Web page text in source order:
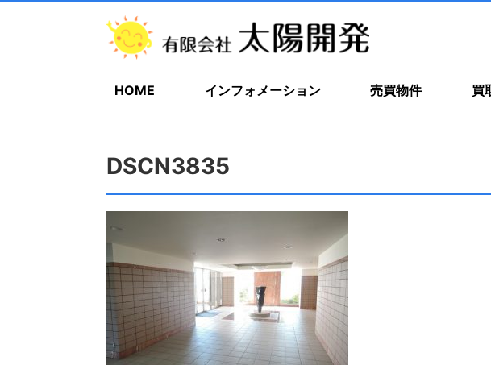
HOME インフォメーション 売買物件 買
DSCN3835